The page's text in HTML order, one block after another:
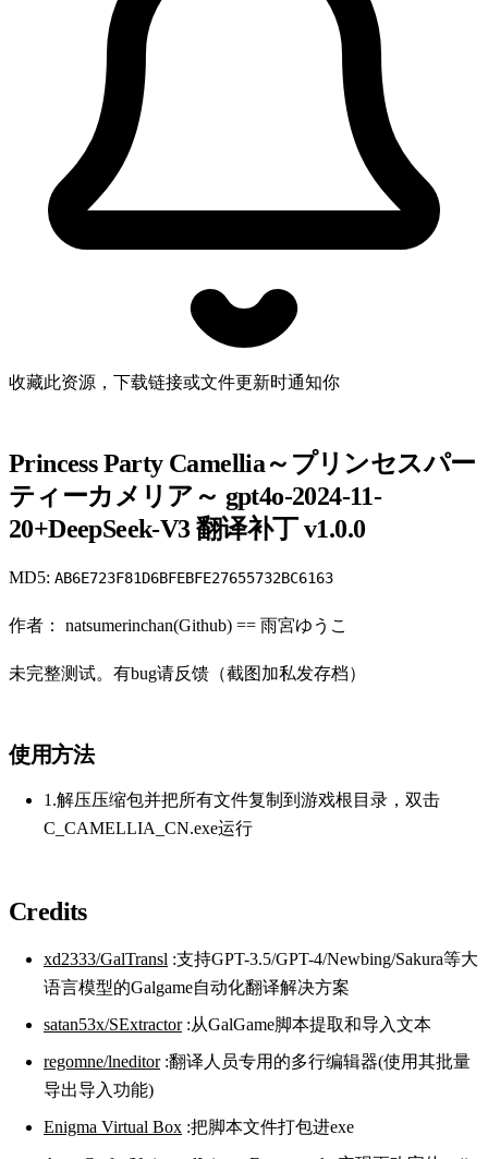
收藏此资源，下载链接或文件更新时通知你
Princess Party Camellia～プリンセスパー
ティーカメリア～ gpt4o-2024-11-
20+DeepSeek-V3 翻译补丁 v1.0.0
MD5: AB6E723F81D6BFEBFE27655732BC6163
作者： natsumerinchan(Github) == 雨宮ゆうこ
未完整测试。有bug请反馈（截图加私发存档）
使用方法
1.解压压缩包并把所有文件复制到游戏根目录，双击
C_CAMELLIA_CN.exe运行
Credits
xd2333/GalTransl :支持GPT-3.5/GPT-4/Newbing/Sakura等大
语言模型的Galgame自动化翻译解决方案
satan53x/SExtractor:从GalGame脚本提取和导入文本
regomne/lneditor:翻译人员专用的多行编辑器(使用其批量
导出导入功能)
Enigma Virtual Box :把脚本文件打包进exe